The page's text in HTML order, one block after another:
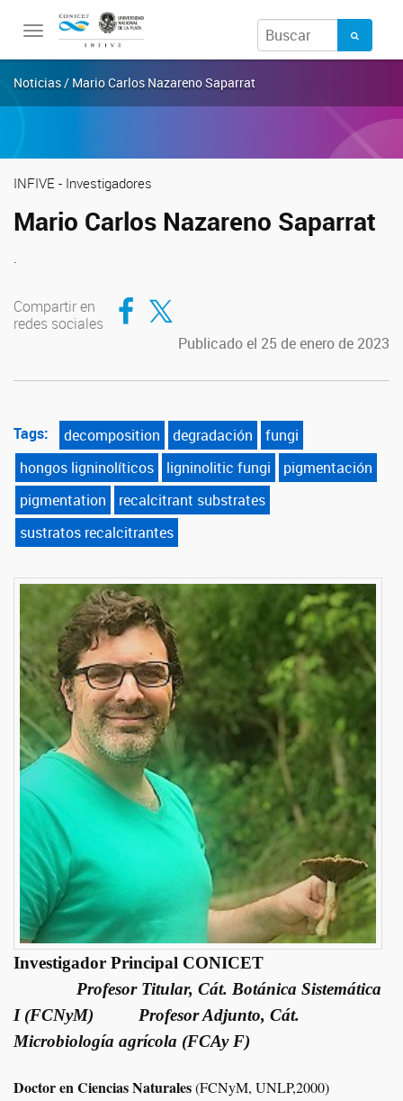
Toggle
navigation
Noticias / Mario Carlos Nazareno Saparrat
INFIVE - Investigadores
Mario Carlos Nazareno Saparrat
.
Compartir en
redes sociales
Compartir en Facebook
Compartir en Twitter
Publicado el 25 de enero de 2023
Tags: decomposition degradación
fungi
hongos ligninolíticos
ligninolitic fungi
pigmentación
pigmentation
recalcitrant substrates
sustratos recalcitrantes
Investigador Principal CONICET
Profesor Titular, Cát. Botánica Sistemática
I (FCNyM) Profesor Adjunto, Cát.
Microbiología agrícola (FCAy F)
Doctor en Ciencias Naturales(FCNyM, UNLP,2000)